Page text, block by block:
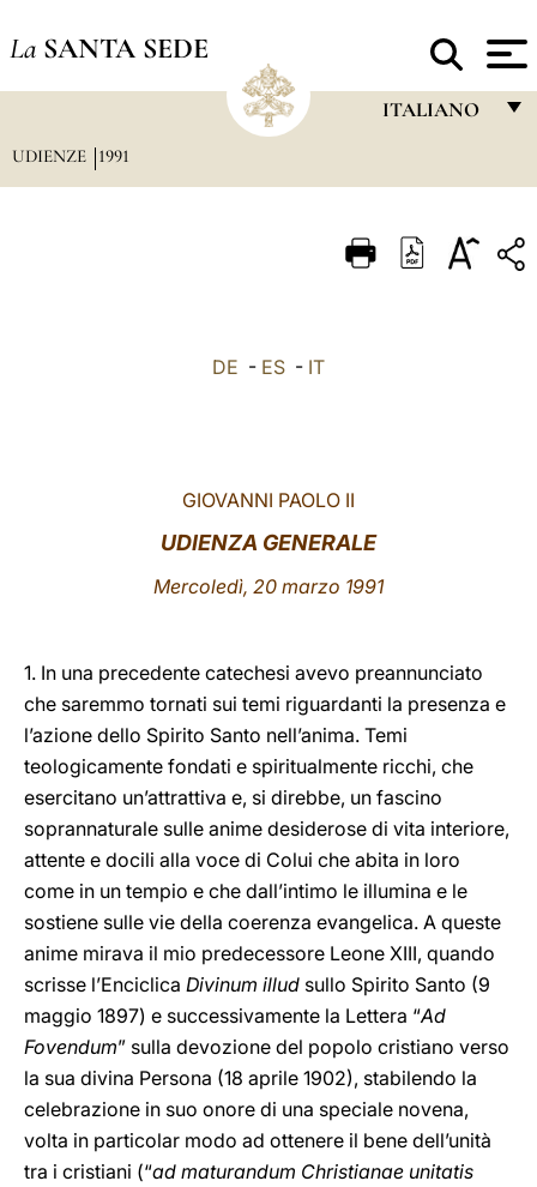
La SANTA SEDE
ITALIANO
ITALIANO
LATINE
UDIENZE 1991
DE - ES - IT
GIOVANNI PAOLO II
UDIENZA GENERALE
Mercoledì, 20 marzo 1991
1. In una precedente catechesi avevo preannunciato
che saremmo tornati sui temi riguardanti la presenza e
l’azione dello Spirito Santo nell’anima. Temi
teologicamente fondati e spiritualmente ricchi, che
esercitano un’attrattiva e, si direbbe, un fascino
soprannaturale sulle anime desiderose di vita interiore,
attente e docili alla voce di Colui che abita in loro
come in un tempio e che dall’intimo le illumina e le
sostiene sulle vie della coerenza evangelica. A queste
anime mirava il mio predecessore Leone XIII, quando
scrisse l’Enciclica Divinum illud sullo Spirito Santo (9
maggio 1897) e successivamente la Lettera “Ad
Fovendum” sulla devozione del popolo cristiano verso
la sua divina Persona (18 aprile 1902), stabilendo la
celebrazione in suo onore di una speciale novena,
volta in particolar modo ad ottenere il bene dell’unità
tra i cristiani (“ad maturandum Christianae unitatis